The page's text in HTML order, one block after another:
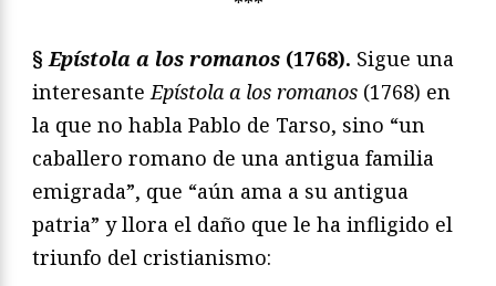
§Epístola a los romanos (1768). Sigue una
interesanteEpístola a los romanos (1768) en
la que no habla Pablo de Tarso, sino “un
caballero romano de una antigua familia
emigrada”, que “aún ama a su antigua
patria” y llora el daño que le ha infligido el
triunfo del cristianismo: